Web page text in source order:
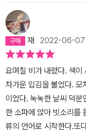
아이가 앞선 한줄평에서
가미 덕에 살아날 수 있었
품의 주요 내용이라 할 수
는 작품의 극초반에 해당
곤이 살아돌아왔다고 해
아니다. 곤을 거둬 들인
고고, 여러모로 ‘세상으
많이 버겁게 느껴졌다..그
름답다’는 생각이 들었다.
었지만 이대로 죽는 것도
또는 무언가가 강바닥 밑
준다. 여인은 인간인 것도
고 물고기도 아닌 것 같은
하게 여긴다. 딱 한 번이
만날 수 있기를 바라며 누
으로 이야기의 장면이 계
미를 가진 남자가 있다는
년이었을 때, 그를 구해
불렀다. 작가가 작중 인물
재 2022-06-07
요며칠 비가 내렸다. 색이
차가운 입김을 불었다. 모
이었다. 눅눅한 날씨 덕
한 소파에 앉아 빗소리를
류의 언어로 시작한다.또